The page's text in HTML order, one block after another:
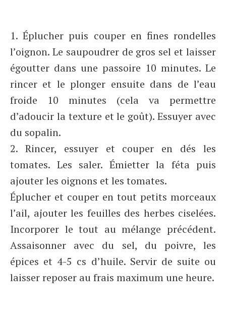
1. Éplucher puis couper en fines rondelles
l’oignon. Le saupoudrer de gros sel et laisser
égoutter dans une passoire 10 minutes. Le
rincer et le plonger ensuite dans de l’eau
froide 10 minutes (cela va permettre
d’adoucir la texture et le goût). Essuyer avec
du sopalin.
2. Rincer, essuyer et couper en dés les
tomates. Les saler. Émietter la féta puis
ajouter les oignons et les tomates.
Éplucher et couper en tout petits morceaux
l’ail, ajouter les feuilles des herbes ciselées.
Incorporer le tout au mélange précédent.
Assaisonner avec du sel, du poivre, les
épices et 4-5 cs d’huile. Servir de suite ou
laisser reposer au frais maximum une heure.